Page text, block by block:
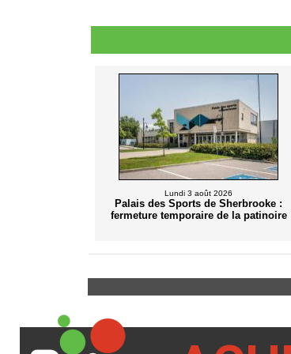
Lundi 3 août 2026
Palais des Sports de Sherbrooke :
fermeture temporaire de la patinoire